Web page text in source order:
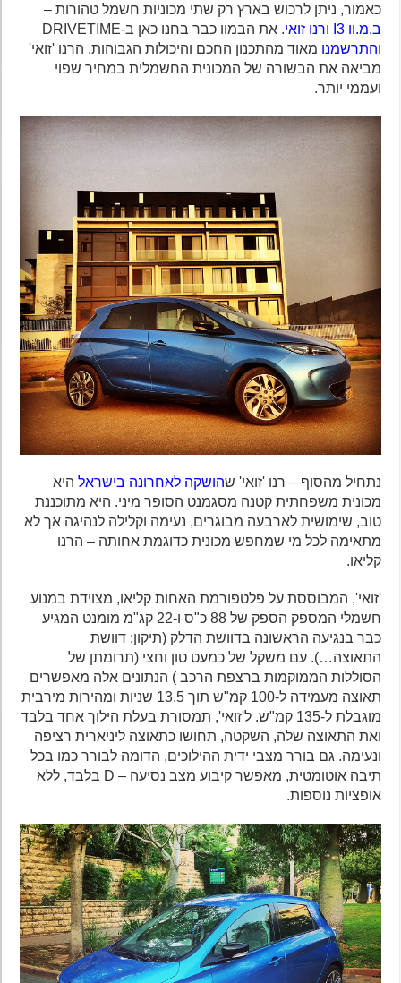
כאמור, ניתן לרכוש בארץ רק שתי מכוניות חשמל טהורות –
ב.מ.וו I3
ורנו זואי
. את הבמוו כבר בחנו כאן ב-DRIVETIME
התרשמנומאוד מהתכנון החכם והיכולות הגבוהות. הרנו 'זואי'
מביאה את הבשורה של המכונית החשמלית במחיר שפוי
ועממי יותר.
נתחיל מהסוף – רנו 'זואי' ש הושקה לאחרונה בישראלהיא
מכונית משפחתית קטנה מסגמנט הסופר מיני. היא מתוכננת
טוב, שימושית לארבעה מבוגרים, נעימה וקלילה לנהיגה אך לא
מתאימה לכל מי שמחפש מכונית כדוגמת אחותה – הרנו
קליאו.
'זואי', המבוססת על פלטפורמת האחות קליאו, מצוידת במנוע
חשמלי המספק הספק של 88 כ"ס ו-22 קג"מ מומנט המגיע
כבר בנגיעה הראשונה בדוושת הדלק (תיקון: דוושת
התאוצה…). עם משקל של כמעט טון וחצי (תרומתן של
הסוללות הממוקמות ברצפת הרכב ) הנתונים אלה מאפשרים
תאוצה מעמידה ל-100 קמ"ש תוך 13.5 שניות ומהירות מירבית
מוגבלת ל-135 קמ"ש. ל'זואי', תמסורת בעלת הילוך אחד בלבד
ואת התאוצה שלה, השקטה, תחושו כתאוצה ליניארית רציפה
ונעימה. גם בורר מצבי ידית ההילוכים, הדומה לבורר כמו בכל
תיבה אוטומטית, מאפשר קיבוע מצב נסיעה – D בלבד, ללא
אופציות נוספות.